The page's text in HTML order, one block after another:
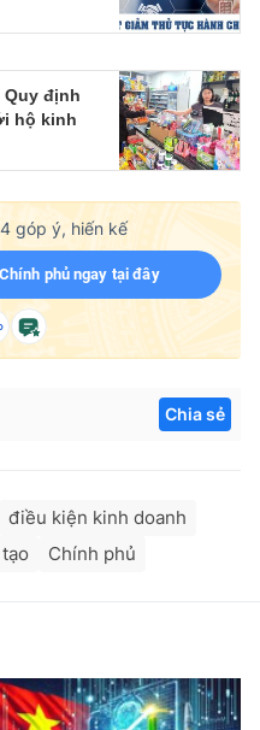
Quy định
hộ kinh
góp ý, hiến kế
phủ ngay tại đây
Chia sẻ
điều kiện kinh doanh
Chính phủ